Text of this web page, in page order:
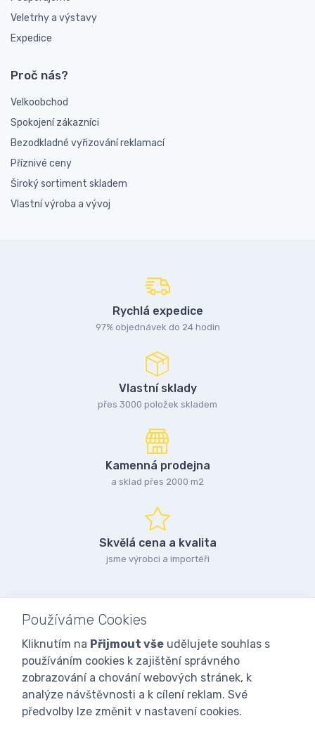
Veletrhy a výstavy
Expedice
Proč nás?
Velkoobchod
Spokojení zákazníci
Bezodkladné vyřizování reklamací
Příznivé ceny
Široký sortiment skladem
Vlastní výroba a vývoj
Rychlá expedice
97% objednávek do 24 hodin
Vlastní sklady
přes 3000 položek skladem
Kamenná prodejna
a sklad přes 2000 m2
Skvělá cena a kvalita
jsme výrobci a importéři
Používáme Cookies
Kliknutím na Přijmout vše udělujete souhlas s
používáním cookies k zajištění správného
zobrazování a chování webových stránek, k
analýze návštěvnosti a k cílení reklam. Své
předvolby lze změnit v nastavení cookies.